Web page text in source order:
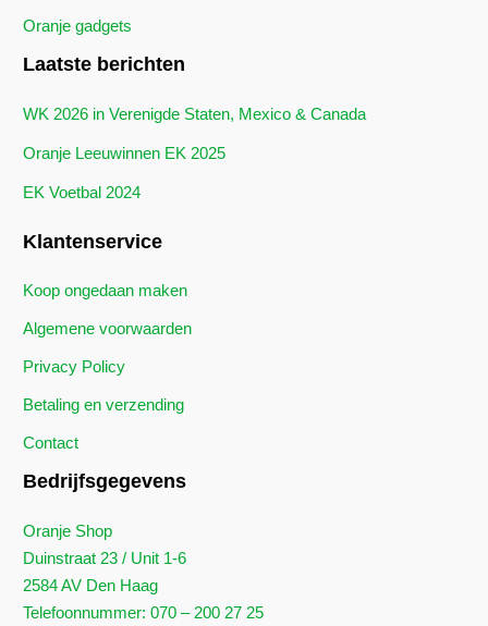
Oranje gadgets
Laatste berichten
WK 2026 in Verenigde Staten, Mexico & Canada
Oranje Leeuwinnen EK 2025
EK Voetbal 2024
Klantenservice
Koop ongedaan maken
Algemene voorwaarden
Privacy Policy
Betaling en verzending
Contact
Bedrijfsgegevens
Oranje Shop
Duinstraat 23 / Unit 1-6
2584 AV Den Haag
Telefoonnummer: 070 – 200 27 25